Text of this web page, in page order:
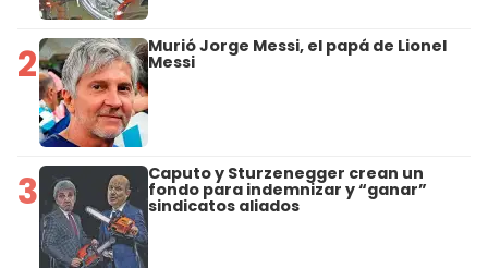
2 Murió Jorge Messi, el papá de Lionel
Messi
3 Caputo y Sturzenegger crean un
fondo para indemnizar y “ganar”
sindicatos aliados